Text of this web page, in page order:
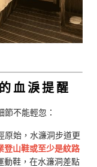
血淚提醒
不能輕忽：
原始，水濂洞步道更
登山鞋或至少是紋路
動鞋，在水濂洞差點